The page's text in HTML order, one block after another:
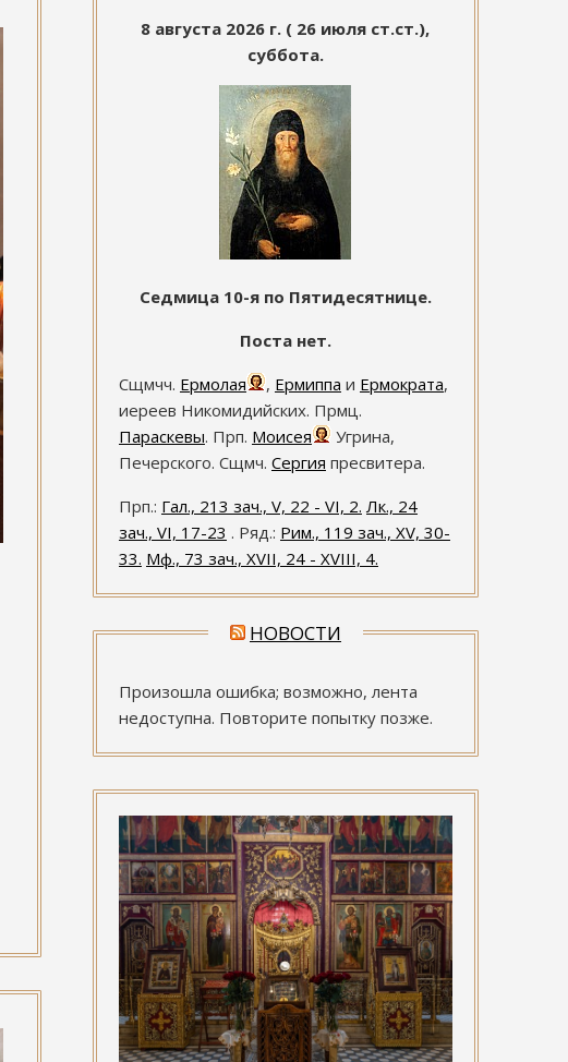
8 августа 2026 г. ( 26 июля ст.ст.),
суббота.
Седмица 10-я по Пятидесятнице.
Поста нет.
Сщмчч. Ермолая , Ермиппа и Ермократа,
иереев Никомидийских. Прмц.
Параскевы. Прп. Моисея
Угрина,
Печерского. Сщмч. Сергия пресвитера.
Прп.: Гал., 213 зач., V, 22 - VI, 2. Лк., 24
зач., VI, 17-23 . Ряд.: Рим., 119 зач., XV, 30-
33. Мф., 73 зач., XVII, 24 - XVIII, 4.
НОВОСТИ
Произошла ошибка; возможно, лента
недоступна. Повторите попытку позже.